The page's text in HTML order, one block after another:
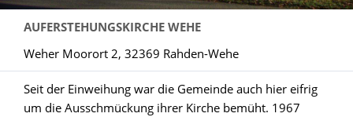
AUFERSTEHUNGSKIRCHE WEHE
Weher Moorort 2, 32369 Rahden-Wehe
Seit der Einweihung war die Gemeinde auch hier eifrig
um die Ausschmückung ihrer Kirche bemüht. 1967